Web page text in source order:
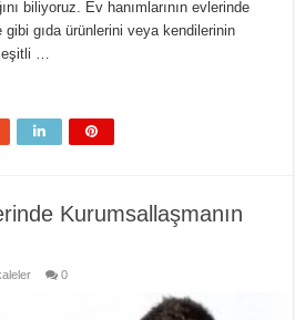
biliyoruz. Ev hanımlarının evlerinde
gibi gıda ürünlerini veya kendilerinin
…
Kurumsallaşmanın
0